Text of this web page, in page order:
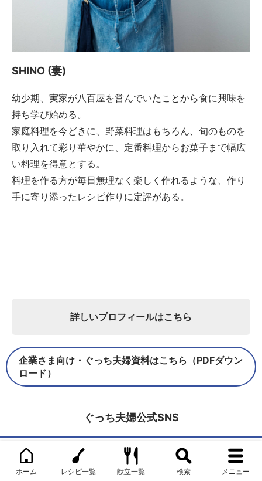
SHINO (妻)
幼少期、実家が八百屋を営んでいたことから食に興味を
持ち学び始める。
家庭料理を今どきに、野菜料理はもちろん、旬のものを
取り入れて彩り華やかに、定番料理からお菓子まで幅広
い料理を得意とする。
料理を作る方が毎日無理なく楽しく作れるような、作り
手に寄り添ったレシピ作りに定評がある。
詳しいプロフィールはこちら
企業さま向け・ぐっち夫婦資料はこちら（PDFダウン
ロード）
ぐっち夫婦公式SNS
Twitter
ホーム レシピ一覧 献立一覧 検索 メニュー